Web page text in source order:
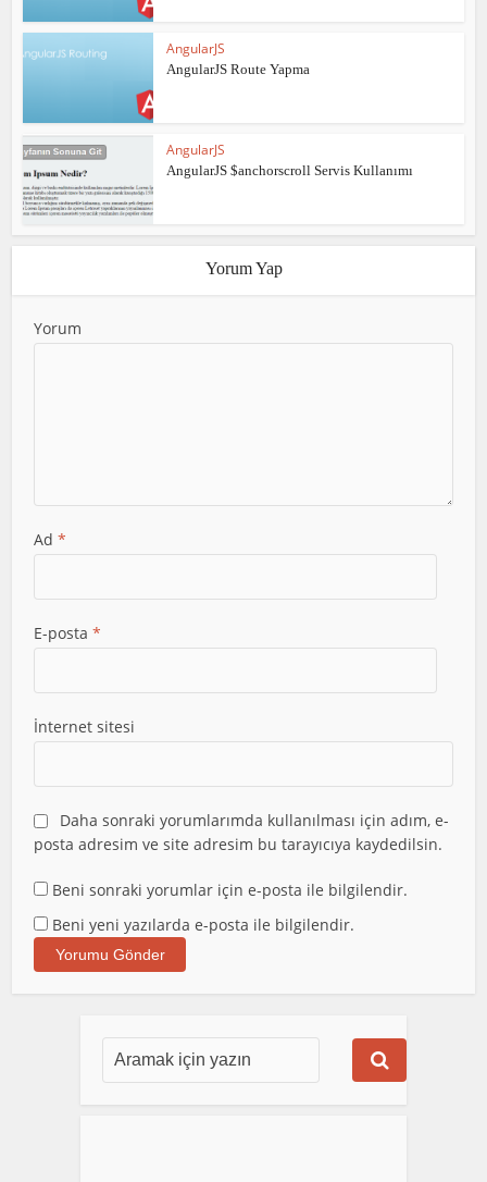
AngularJS
AngularJS Route Yapma
AngularJS
AngularJS $anchorscroll Servis Kullanımı
Yorum Yap
Yorum
Ad*
E-posta*
İnternet sitesi
Daha sonraki yorumlarımda kullanılması için adım, e-
posta adresim ve site adresim bu tarayıcıya kaydedilsin.
Beni sonraki yorumlar için e-posta ile bilgilendir.
Beni yeni yazılarda e-posta ile bilgilendir.